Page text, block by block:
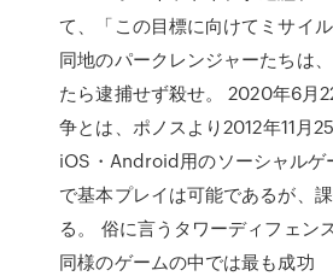
て、「この目標に向けてミサイ
同地のパークレンジャーたちは
たら逮捕せず殺せ。 2020年6月
争とは、ポノスより2012年11月
iOS・Android用のソーシャルゲ
で基本プレイは可能であるが、
る。 俗に言うタワーディフェン
同様のゲームの中では最も成功